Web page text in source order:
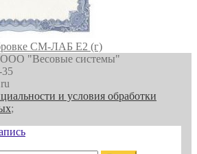
СМ-ЛАБ E2 (г)
"Весовые системы"
35
и условия обработки
;